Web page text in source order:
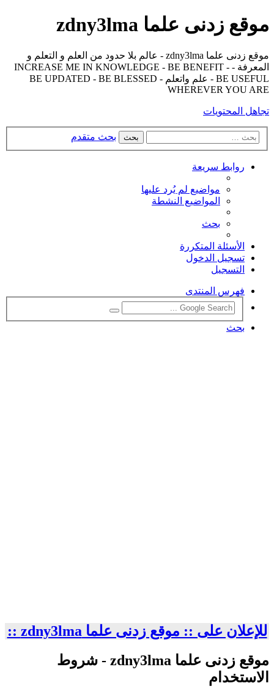
موقع زدنى علما zdny3lma
موقع زدنى علما zdny3lma - عالم بلا حدود من العلم و التعلم و
المعرفة - INCREASE ME IN KNOWLEDGE - BE BENEFIT -
BE USEFUL - علم واتعلم - BE UPDATED - BE BLESSED
WHEREVER YOU ARE
تجاهل المحتويات
بحث بحث متقدم
روابط سريعة
مواضيع لم يُرد عليها
المواضيع النشطة
بحث
الأسئلة المتكررة
تسجيل الدخول
التسجيل
فهرس المنتدى
بحث
للإعلان على :: موقع زدنى علما zdny3lma ::
موقع زدنى علما zdny3lma - شروط
الاستخدام